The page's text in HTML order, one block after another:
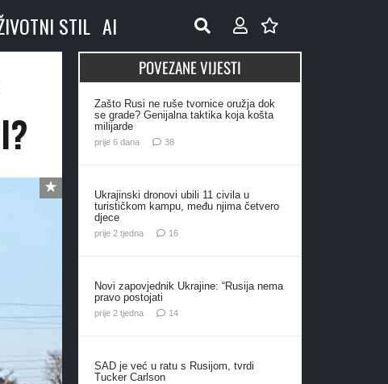
STIL AI
POVEZANE VIJESTI
Zašto Rusi ne ruše tvornice oružja dok
se grade? Genijalna taktika koja košta
milijarde
prije 6 dana 38komentara
Ukrajinski dronovi ubili 11 civila u
turističkom kampu, među njima četvero
djece
prije 2 tjedna 16komentara
Novi zapovjednik Ukrajine: “Rusija nema
pravo postojati
prije 2 tjedna 14komentara
SAD je već u ratu s Rusijom, tvrdi
Tucker Carlson